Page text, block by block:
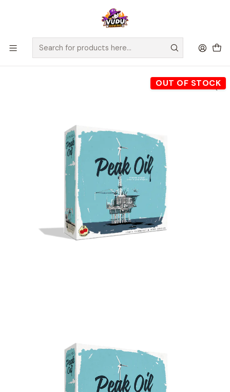
🚀 ¡Despachamos a todo Chile! Envío GRATIS a Regiones sobre
$100.000 y a RM sobre $35.000
Home Juegos de Mesa Editorial 2Tomatoes
Peak Oil - Español
OUT OF STOCK